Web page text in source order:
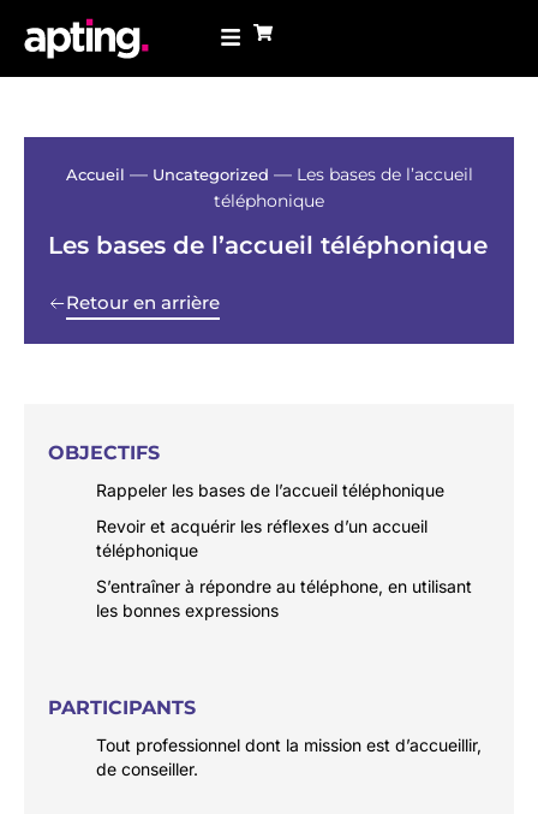
Accueil — Uncategorized — Les bases de l’accueil
téléphonique
Les bases de l’accueil téléphonique
Retour en arrière
OBJECTIFS
Rappeler les bases de l’accueil téléphonique
Revoir et acquérir les réflexes d’un accueil
téléphonique
S’entraîner à répondre au téléphone, en utilisant
les bonnes expressions
PARTICIPANTS
Tout professionnel dont la mission est d’accueillir,
de conseiller.